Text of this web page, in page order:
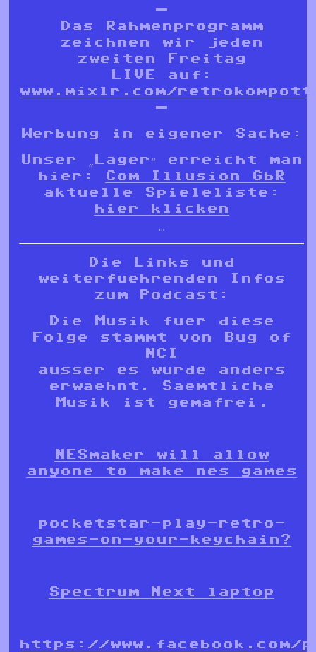
—
Das Rahmenprogramm
zeichnen wir jeden
zweiten Freitag
LIVE auf:
www.mixlr.com/retrokompott
—
Werbung in eigener Sache:
Unser „Lager“ erreicht man
hier:
Com Illusion GbR
aktuelle Spieleliste:
hier klicken
Die Links und
weiterfuehrenden Infos
zum Podcast:
Die Musik fuer diese
Folge stammt von Bug of
NCI
ausser es wurde anders
erwaehnt. Saemtliche
Musik ist gemafrei.
NESmaker will allow
anyone to make nes games
pocketstar-play-retro-
games-on-your-keychain?
Spectrum Next laptop
https://www.facebook.com/